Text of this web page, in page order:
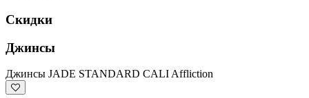
Скидки
Джинсы
Джинсы JADE STANDARD CALI Affliction